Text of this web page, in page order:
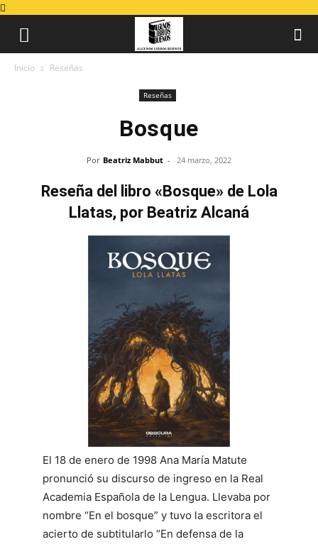
Inicio Reseñas
Reseñas
Bosque
Por Beatriz Mabbut - 24 marzo, 2022
Reseña del libro «Bosque» de Lola
Llatas, por Beatriz Alcaná
El 18 de enero de 1998 Ana María Matute
pronunció su discurso de ingreso en la Real
Academia Española de la Lengua. Llevaba por
nombre “En el bosque” y tuvo la escritora el
acierto de subtitularlo “En defensa de la